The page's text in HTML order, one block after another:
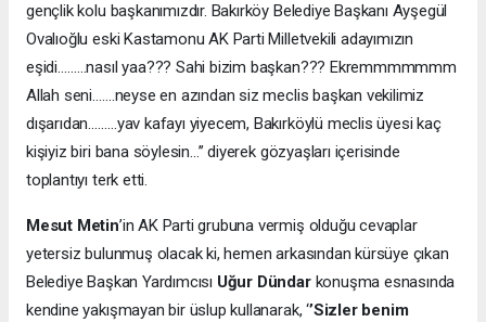
gençlik kolu başkanımızdır. Bakırköy Belediye Başkanı Ayşegül
Ovalıoğlu eski Kastamonu AK Parti Milletvekili adayımızın
eşidi………nasıl yaa??? Sahi bizim başkan??? Ekremmmmmmm
Allah seni…….neyse en azından siz meclis başkan vekilimiz
dışarıdan………yav kafayı yiyecem, Bakırköylü meclis üyesi kaç
kişiyiz biri bana söylesin…’’ diyerek gözyaşları içerisinde
toplantıyı terk etti.
Mesut Metin’in AK Parti grubuna vermiş olduğu cevaplar
yetersiz bulunmuş olacak ki, hemen arkasından kürsüye çıkan
Belediye Başkan Yardımcısı Uğur Dündarkonuşma esnasında
kendine yakışmayan bir üslup kullanarak, ‘’Sizler benim